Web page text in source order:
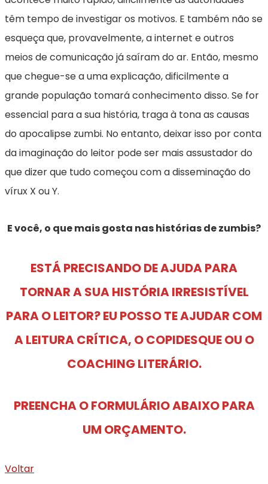
têm tempo de investigar os motivos. E também não se
esqueça que, provavelmente, a internet e outros
meios de comunicação já saíram do ar. Então, mesmo
que chegue-se a uma explicação, dificilmente a
grande população tomará conhecimento disso. Se for
essencial para a sua história, traga à tona as causas
do apocalipse zumbi. No entanto, deixar isso por conta
da imaginação do leitor pode ser mais assustador do
que dizer que tudo começou com a disseminação do
vírux X ou Y.
E você, o que mais gosta nas histórias de zumbis?
ESTÁ PRECISANDO DE AJUDA PARA
TORNAR A SUA HISTÓRIA IRRESISTÍVEL
PARA O LEITOR? EU POSSO TE AJUDAR COM
A LEITURA CRÍTICA, O COPIDESQUE OU O
COACHING LITERÁRIO.
PREENCHA O FORMULÁRIO ABAIXO PARA
UM ORÇAMENTO.
Voltar